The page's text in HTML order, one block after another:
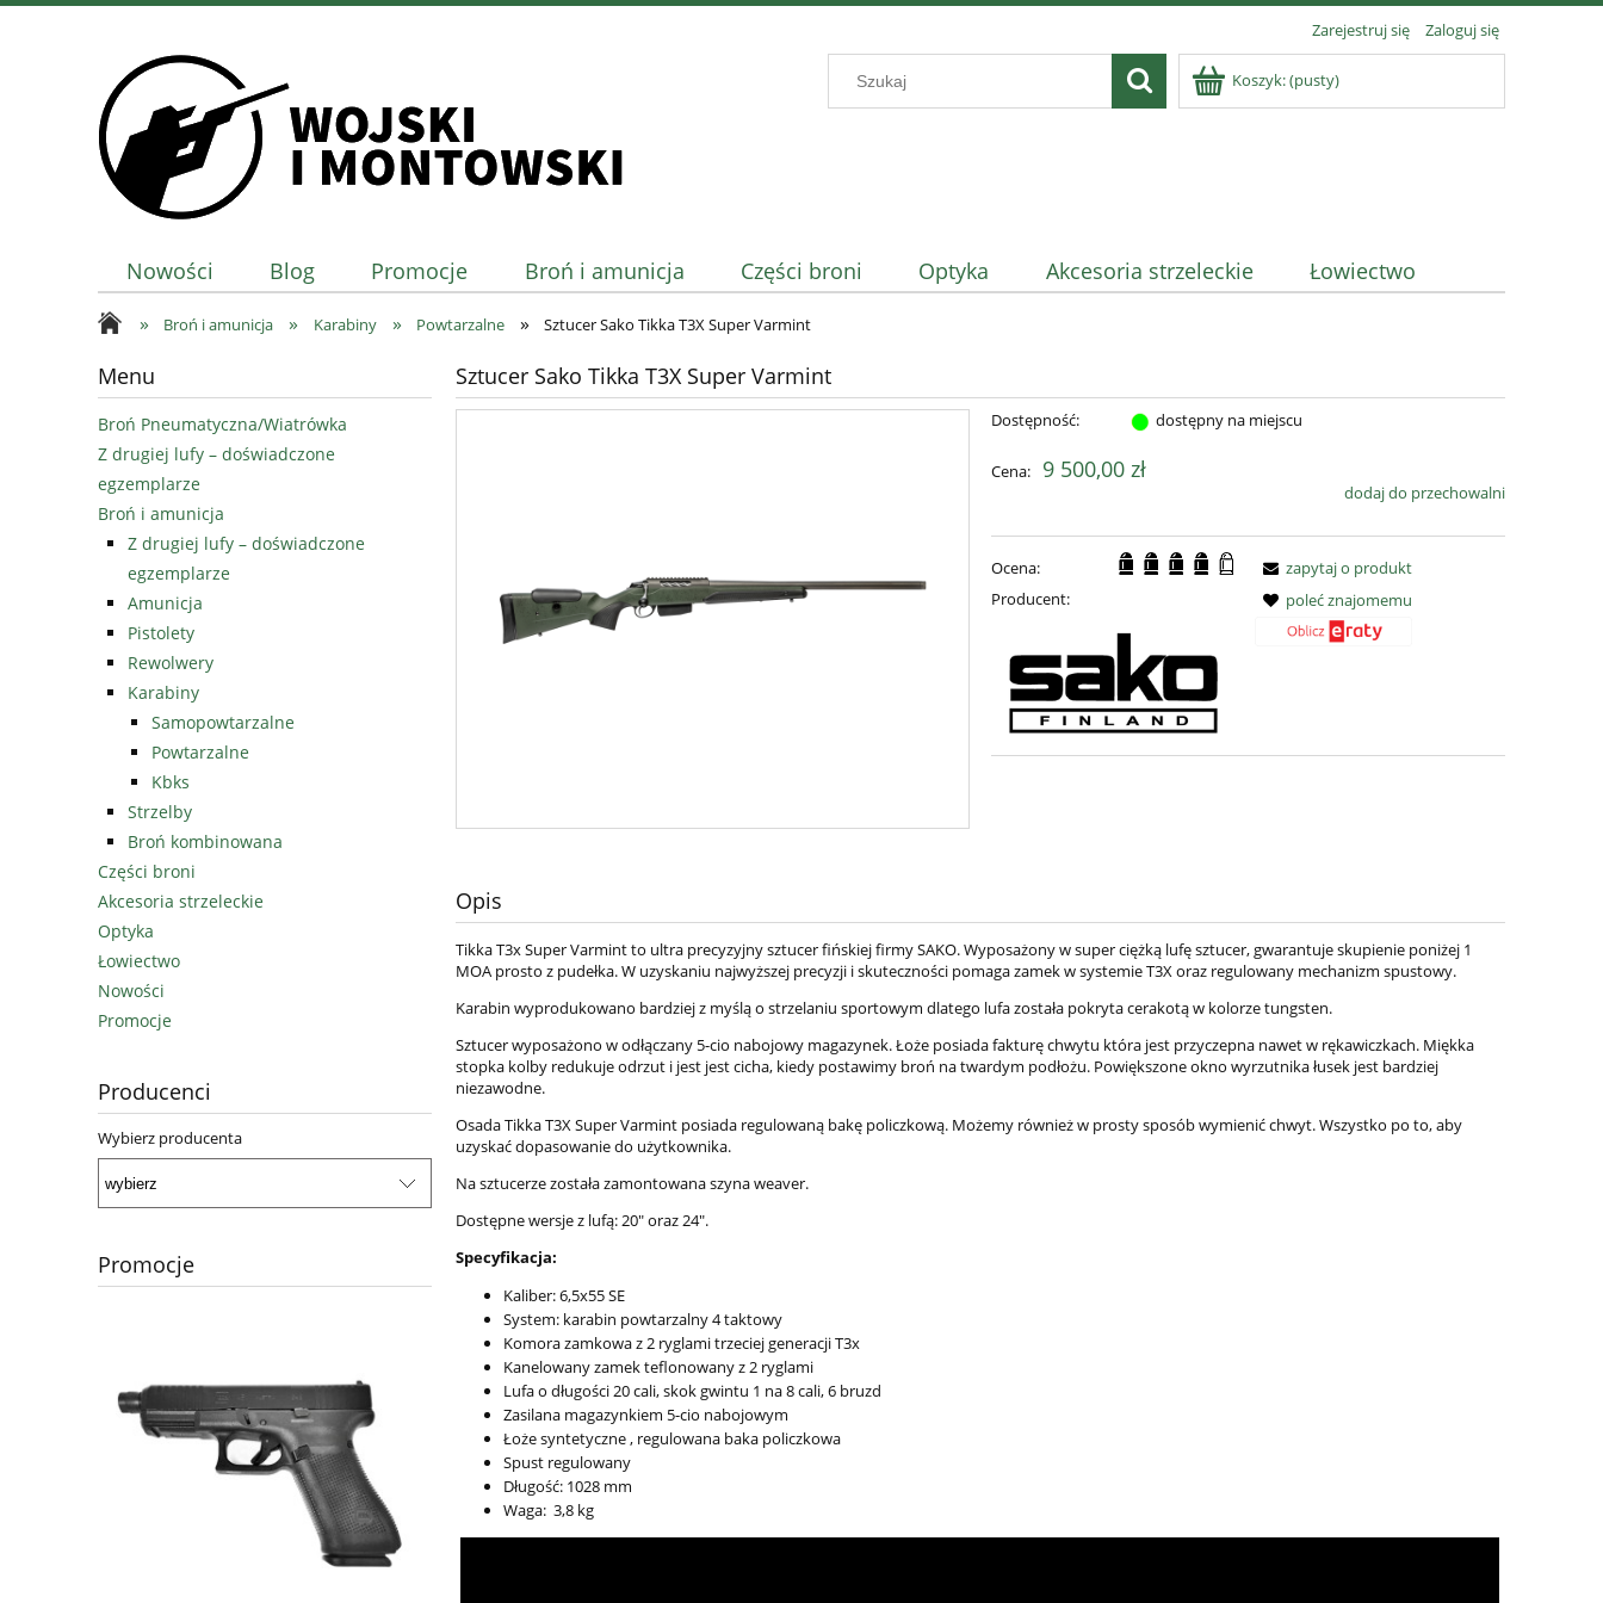
Zarejestruj się Zaloguj się
Koszyk:(pusty)
Nowości Blog Promocje Broń i amunicja Części broni Optyka Akcesoria strzeleckie Łowiectwo
» Broń i amunicja » Karabiny » Powtarzalne » Sztucer Sako Tikka T3X Super Varmint
Menu
Broń Pneumatyczna/Wiatrówka
Z drugiej lufy – doświadczone
egzemplarze
Broń i amunicja
Z drugiej lufy – doświadczone
egzemplarze
Amunicja
Pistolety
Rewolwery
Karabiny
Samopowtarzalne
Powtarzalne
Kbks
Strzelby
Broń kombinowana
Części broni
Akcesoria strzeleckie
Optyka
Łowiectwo
Nowości
Promocje
Producenci
Wybierz producenta
Promocje
Sztucer Sako Tikka T3X Super Varmint
Dostępność: dostępny na miejscu
Cena: 9 500,00 zł
dodaj do przechowalni
Ocena:
Producent:
zapytaj o produkt
poleć znajomemu
Opis
Tikka T3x Super Varmint to ultra precyzyjny sztucer fińskiej firmy SAKO. Wyposażony w super ciężką lufę sztucer, gwarantuje skupienie poniżej 1
MOA prosto z pudełka. W uzyskaniu najwyższej precyzji i skuteczności pomaga zamek w systemie T3X oraz regulowany mechanizm spustowy.
Karabin wyprodukowano bardziej z myślą o strzelaniu sportowym dlatego lufa została pokryta cerakotą w kolorze tungsten.
Sztucer wyposażono w odłączany 5-cio nabojowy magazynek. Łoże posiada fakturę chwytu która jest przyczepna nawet w rękawiczkach. Miękka
stopka kolby redukuje odrzut i jest jest cicha, kiedy postawimy broń na twardym podłożu. Powiększone okno wyrzutnika łusek jest bardziej
niezawodne.
Osada Tikka T3X Super Varmint posiada regulowaną bakę policzkową. Możemy również w prosty sposób wymienić chwyt. Wszystko po to, aby
uzyskać dopasowanie do użytkownika.
Na sztucerze została zamontowana szyna weaver.
Dostępne wersje z lufą: 20" oraz 24".
Specyfikacja:
Kaliber: 6,5x55 SE
System: karabin powtarzalny 4 taktowy
Komora zamkowa z 2 ryglami trzeciej generacji T3x
Kanelowany zamek teflonowany z 2 ryglami
Lufa o długości 20 cali, skok gwintu 1 na 8 cali, 6 bruzd
Zasilana magazynkiem 5-cio nabojowym
Łoże syntetyczne , regulowana baka policzkowa
Spust regulowany
Długość: 1028 mm
Waga: 3,8 kg